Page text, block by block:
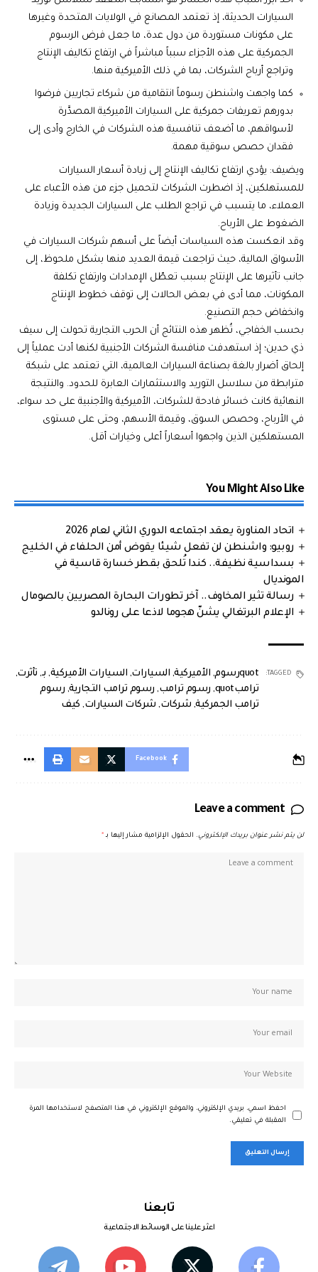
السيارات الحديثة، إذ تعتمد المصانع في الولايات المتحدة وغيرها
على مكونات مستوردة من دول عدة، ما جعل فرض الرسوم
الجمركية على هذه الأجزاء سبباً مباشراً في ارتفاع تكاليف الإنتاج
وتراجع أرباح الشركات، بما في ذلك الأميركية منها.
كما واجهت واشنطن رسوماً انتقامية من شركاء تجاريين فرضوا
بدورهم تعريفات جمركية على السيارات الأميركية المصدَّرة
لأسواقهم، ما أضعف تنافسية هذه الشركات في الخارج وأدى إلى
فقدان حصص سوقية مهمة.
ويضيف: يؤدي ارتفاع تكاليف الإنتاج إلى زيادة أسعار السيارات
للمستهلكين، إذ اضطرت الشركات لتحميل جزء من هذه الأعباء على
العملاء، ما يتسبب في تراجع الطلب على السيارات الجديدة وزيادة
الضغوط على الأرباح.
وقد انعكست هذه السياسات أيضاً على أسهم شركات السيارات في
الأسواق المالية، حيث تراجعت قيمة العديد منها بشكل ملحوظ، إلى
جانب تأثيرها على الإنتاج بسبب تعطّل الإمدادات وارتفاع تكلفة
المكونات، مما أدى في بعض الحالات إلى توقف خطوط الإنتاج
وانخفاض حجم التصنيع.
بحسب الخفاجي، تُظهر هذه النتائج أن الحرب التجارية تحولت إلى سيف
ذي حدين؛ إذ استهدفت منافسة الشركات الأجنبية لكنها أدت عملياً إلى
إلحاق أضرار بالغة بصناعة السيارات العالمية، التي تعتمد على شبكة
مترابطة من سلاسل التوريد والاستثمارات العابرة للحدود. والنتيجة
النهائية كانت خسائر فادحة للشركات، الأميركية والأجنبية على حد سواء،
في الأرباح، وحصص السوق، وقيمة الأسهم، وحتى على مستوى
المستهلكين الذين واجهوا أسعاراً أعلى وخيارات أقل.
You Might Also Like
اتحاد المناورة يعقد اجتماعه الدوري الثاني لعام 2026
روبيو: واشنطن لن تفعل شيئا يقوض أمن الحلفاء في الخليج
بسداسية نظيفة.. كندا تُلحق بقطر خسارة قاسية في
المونديال
رسالة تثير المخاوف.. آخر تطورات البحارة المصريين بالصومال
الإعلام البرتغالي يشنّ هجوما لاذعا على رونالدو
TAGGED: quotرسوم , الأميركية, السيارات, السيارات الأميركية, بـ, تأثرت,
ترامبquot
, رسوم ترامب, رسوم ترامب التجارية, رسوم
ترامب الجمركية, شركات, شركات السيارات, كيف
Facebook
Leave a comment
لن يتم نشر عنوان بريدك الإلكتروني. الحقول الإلزامية مشار إليها بـ *
احفظ اسمي، بريدي الإلكتروني، والموقع الإلكتروني في هذا المتصفح لاستخدامها المرة
المقبلة في تعليقي.
تابعنا
اعثر علينا على الوسائط الاجتماعية